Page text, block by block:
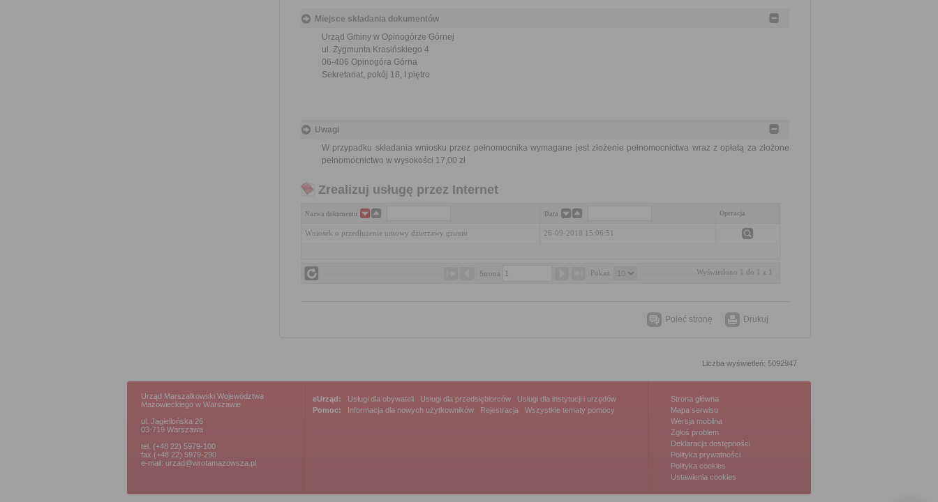
Miejsce składania dokumentów
Urząd Gminy w Opinogórze Górnej
ul. Zygmunta Krasińskiego 4
06-406 Opinogóra Górna
Sekretariat, pokój 18, I piętro
Uwagi
W przypadku składania wniosku przez pełnomocnika wymagane jest złożenie pełnomocnictwa wraz z opłatą za złożone
pełnomocnictwo w wysokości 17,00 zł
Zrealizuj usługę przez Internet
Nazwa dokumentu Data Operacja
Wniosek o przedłużenie umowy dzierżawy gruntu 26-09-2018 15:06:51
Strona Pokaż Wyświetlono 1 do 1 z 1
Poleć stronę Drukuj
Liczba wyświetleń: 5092947
Urząd Marszałkowski Województwa
Mazowieckiego w Warszawie
ul. Jagiellońska 26
03-719 Warszawa
tel. (+48 22) 5979-100
fax (+48 22) 5979-290
e-mail: urzad@wrotamazowsza.pl
eUrząd: Usługi dla obywateli Usługi dla przedsiębiorców
Usługi dla instytucji i urzędów
Pomoc:
Informacja dla nowych użytkowników Rejestracja |Wszystkie tematy pomocy
Strona główna
Mapa serwisu
Wersja mobilna
Zgłoś problem
Deklaracja dostępności
Polityka prywatności
Polityka cookies
Ustawienia cookies